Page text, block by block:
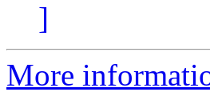
]
More